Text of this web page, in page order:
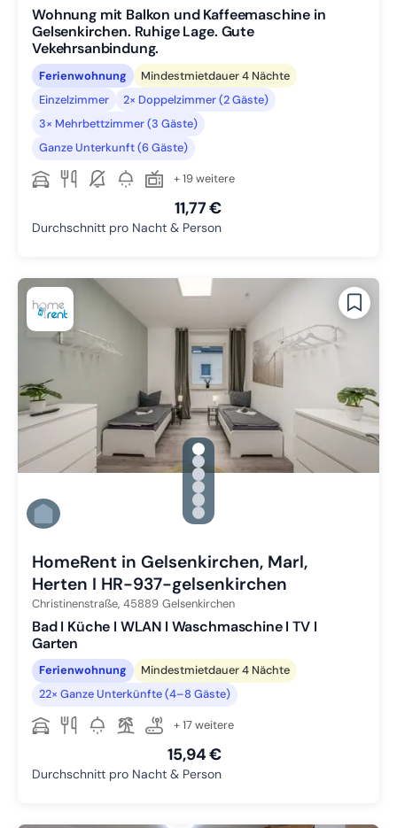
Wohnung mit Balkon und Kaffeemaschine in
Gelsenkirchen. Ruhige Lage. Gute
Vekehrsanbindung.
Ferienwohnung
Mindestmietdauer 4 Nächte
Einzelzimmer
2× Doppelzimmer (2 Gäste)
3× Mehrbettzimmer (3 Gäste)
Ganze Unterkunft (6 Gäste)
+ 19 weitere
11,77 €
Durchschnitt pro Nacht & Person
gallery.slide_selector
Zu Slide 1 wechseln
Zu Slide 2 wechseln
Zu Slide 3 wechseln
Zu Slide 4 wechseln
Zu Slide 5 wechseln
Zu Slide 6 wechseln
HomeRent in Gelsenkirchen, Marl,
Herten I HR-937-gelsenkirchen
Christinenstraße, 45889 Gelsenkirchen
Bad I Küche I WLAN I Waschmaschine I TV I
Garten
Ferienwohnung
Mindestmietdauer 4 Nächte
22× Ganze Unterkünfte (4–8 Gäste)
+ 17 weitere
15,94 €
Durchschnitt pro Nacht & Person